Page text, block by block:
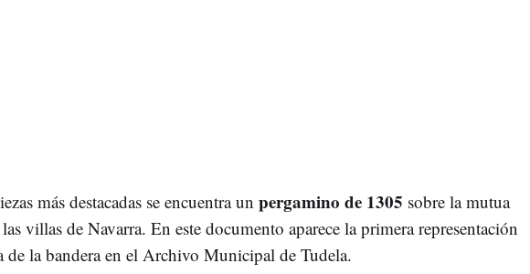
más destacadas se encuentra un pergamino de 1305 sobre la mutua
villas de Navarra. En este documento aparece la primera representación
de la bandera en el Archivo Municipal de Tudela.